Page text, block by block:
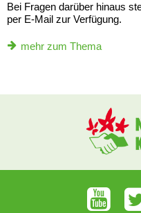
Bei Fragen darüber hinaus
per E-Mail zur Verfügung.
mehr zum Thema